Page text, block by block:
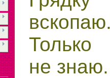
Только
не знаю.